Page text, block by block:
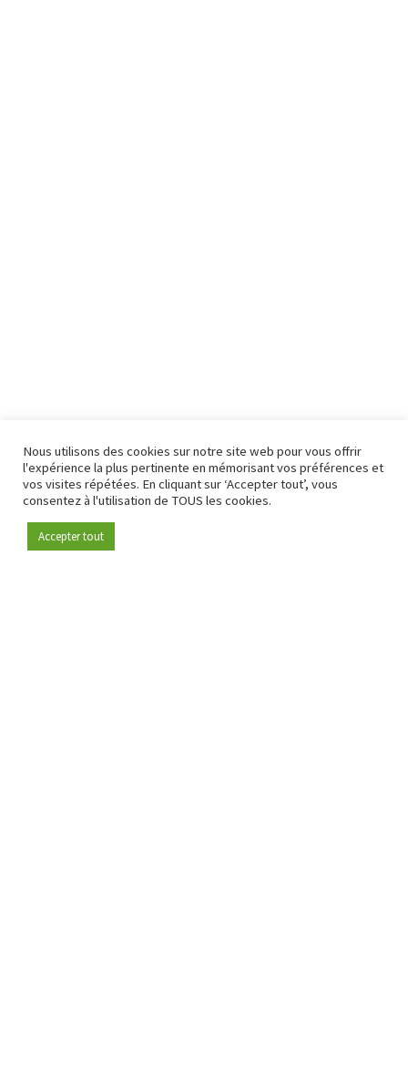
Devenez membre
Nous utilisons des cookies sur notre site web pour vous offrir
l'expérience la plus pertinente en mémorisant vos préférences et
vos visites répétées. En cliquant sur ‘Accepter tout’, vous
consentez à l'utilisation de TOUS les cookies.
Accepter tout